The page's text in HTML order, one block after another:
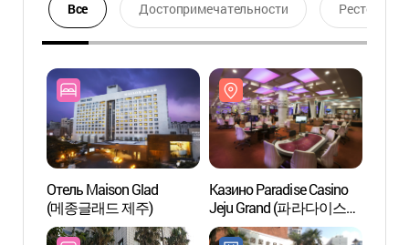
Все Достопримечательности Ресторан
Отель Maison Glad
(메종글래드 제주)
Казино Paradise Casino
Jeju Grand (파라다이스
카지노 제주 그랜드)